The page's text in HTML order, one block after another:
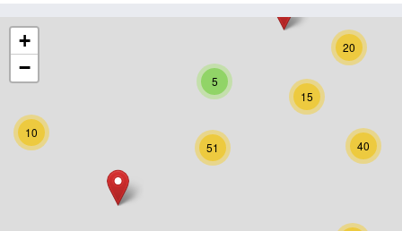
Bundesland
Burgenland
Kärnten
15
40
20
51
5
10
+
−